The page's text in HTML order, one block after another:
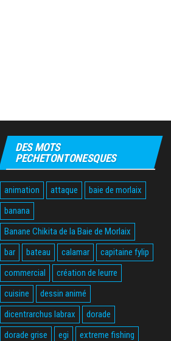
DES MOTS
PECHETONTONESQUES
animation attaque
baie de morlaix
banana
Banane Chikita de la Baie de Morlaix
bar
bateau calamar
capitaine fylip
commercial
création de leurre
cuisine
dessin animé
dicentrarchus labrax
dorade
dorade grise
egi
extreme fishing